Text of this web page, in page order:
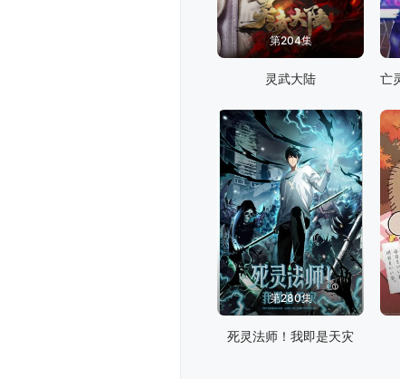
第204集
灵武大陆
第280集
死灵法师！我即是天灾